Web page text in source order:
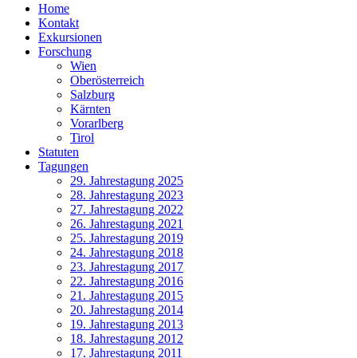
Home
Kontakt
Exkursionen
Forschung
Wien
Oberösterreich
Salzburg
Kärnten
Vorarlberg
Tirol
Statuten
Tagungen
29. Jahrestagung 2025
28. Jahrestagung 2023
27. Jahrestagung 2022
26. Jahrestagung 2021
25. Jahrestagung 2019
24. Jahrestagung 2018
23. Jahrestagung 2017
22. Jahrestagung 2016
21. Jahrestagung 2015
20. Jahrestagung 2014
19. Jahrestagung 2013
18. Jahrestagung 2012
17. Jahrestagung 2011